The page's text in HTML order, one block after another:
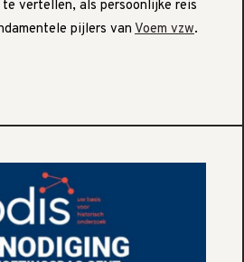
vertellen, als persoonlijke reis
pijlers van Voem vzw.